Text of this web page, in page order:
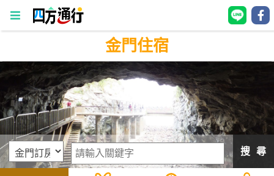
四
方
通
行
訂
房
金門住宿
搜 尋